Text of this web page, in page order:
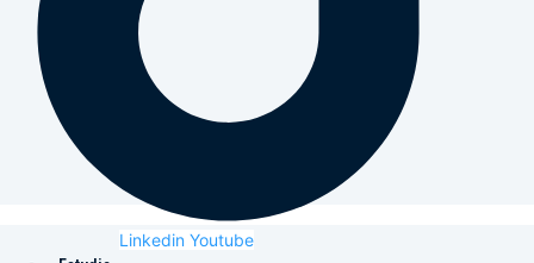
Linkedin Youtube